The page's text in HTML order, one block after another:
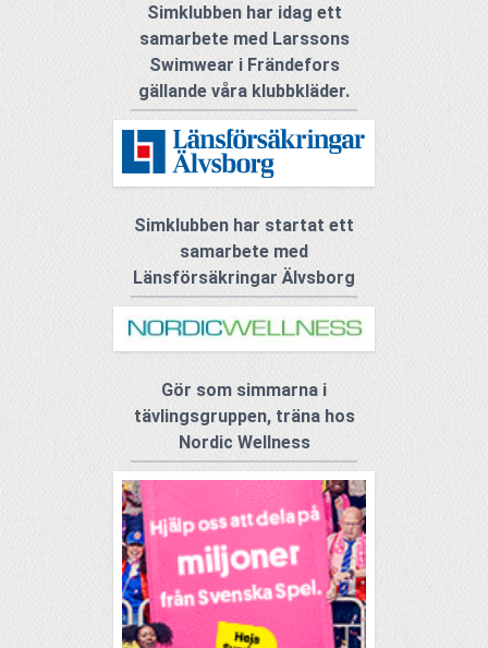
Simklubben har idag ett
samarbete med Larssons
Swimwear i Frändefors
gällande våra klubbkläder.
Simklubben har startat ett
samarbete med
Länsförsäkringar Älvsborg
Gör som simmarna i
tävlingsgruppen, träna hos
Nordic Wellness